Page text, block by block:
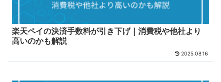
楽天ペイの決済手数料が引き下げ｜消費税や他社より
高いのかも解説
2025.08.16